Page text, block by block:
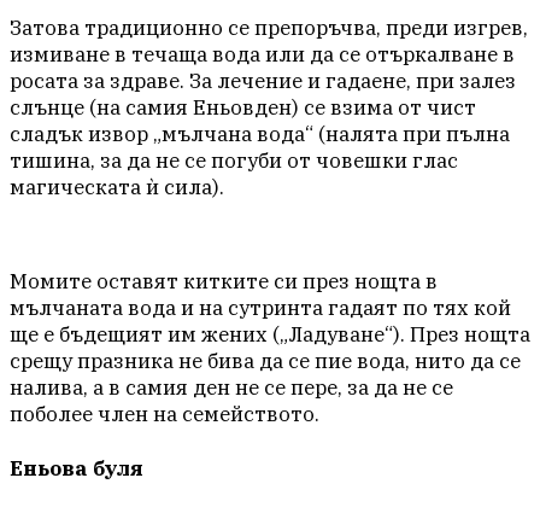
Затова традиционно се препоръчва, преди изгрев,
измиване в течаща вода или да се отъркалване в
росата за здраве. За лечение и гадаене, при залез
слънце (на самия Еньовден) се взима от чист
сладък извор „мълчана вода“ (налята при пълна
тишина, за да не се погуби от човешки глас
магическата ѝ сила).
Момите оставят китките си през нощта в
мълчаната вода и на сутринта гадаят по тях кой
ще е бъдещият им жених („Ладуване“). През нощта
срещу празника не бива да се пие вода, нито да се
налива, а в самия ден не се пере, за да не се
поболее член на семейството.
Еньова буля